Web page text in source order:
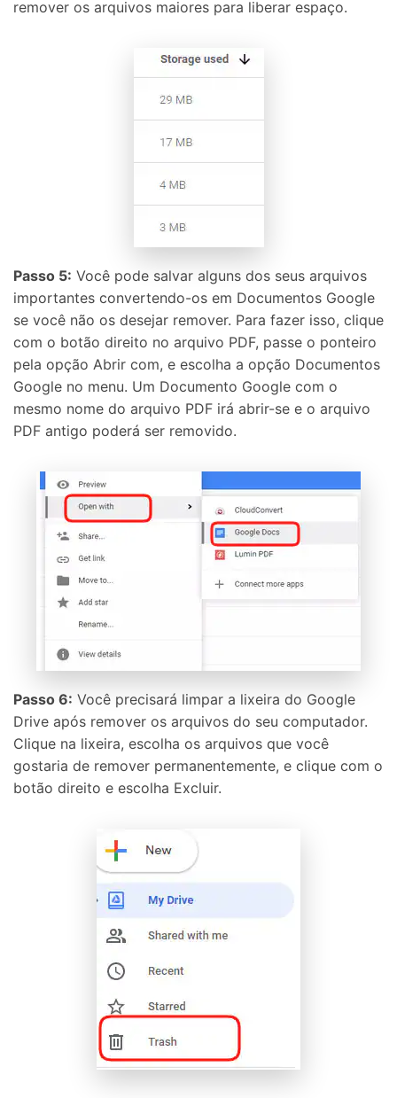
remover os arquivos maiores para liberar espaço.
Passo 5: Você pode salvar alguns dos seus arquivos
importantes convertendo-os em Documentos Google
se você não os desejar remover. Para fazer isso, clique
com o botão direito no arquivo PDF, passe o ponteiro
pela opção Abrir com, e escolha a opção Documentos
Google no menu. Um Documento Google com o
mesmo nome do arquivo PDF irá abrir-se e o arquivo
PDF antigo poderá ser removido.
Passo 6: Você precisará limpar a lixeira do Google
Drive após remover os arquivos do seu computador.
Clique na lixeira, escolha os arquivos que você
gostaria de remover permanentemente, e clique com o
botão direito e escolha Excluir.